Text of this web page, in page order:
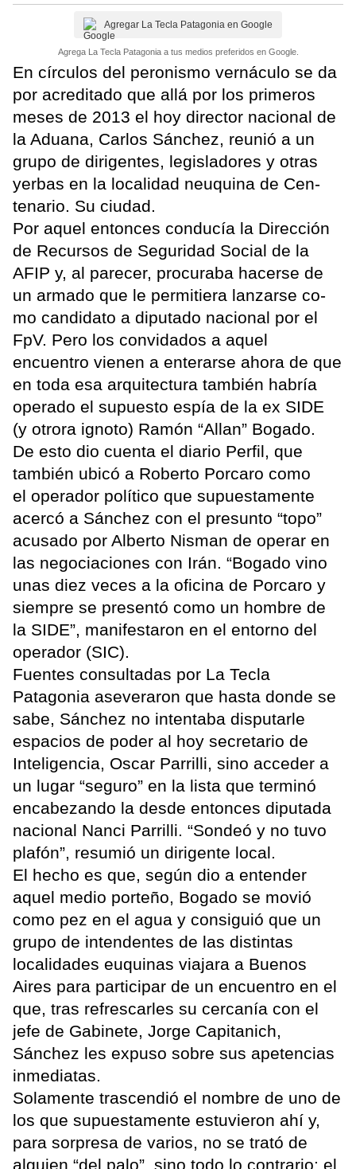
Agregar La Tecla Patagonia en Google
Agrega La Tecla Patagonia a tus medios preferidos en Google.
En círculos del peronismo vernáculo se da
por acreditado que allá por los primeros
meses de 2013 el hoy director nacional de
la Aduana, Carlos Sánchez, reunió a un
grupo de dirigentes, legisladores y otras
yerbas en la localidad neuquina de Cen-
tenario. Su ciudad.
Por aquel entonces conducía la Dirección
de Recursos de Seguridad Social de la
AFIP y, al parecer, procuraba hacerse de
un armado que le permitiera lanzarse co-
mo candidato a diputado nacional por el
FpV. Pero los convidados a aquel
encuentro vienen a enterarse ahora de que
en toda esa arquitectura también habría
operado el supuesto espía de la ex SIDE
(y otrora ignoto) Ramón “Allan” Bogado.
De esto dio cuenta el diario Perfil, que
también ubicó a Roberto Porcaro como
el operador político que supuestamente
acercó a Sánchez con el presunto “topo”
acusado por Alberto Nisman de operar en
las negociaciones con Irán. “Bogado vino
unas diez veces a la oficina de Porcaro y
siempre se presentó como un hombre de
la SIDE”, manifestaron en el entorno del
operador (SIC).
Fuentes consultadas por La Tecla
Patagonia aseveraron que hasta donde se
sabe, Sánchez no intentaba disputarle
espacios de poder al hoy secretario de
Inteligencia, Oscar Parrilli, sino acceder a
un lugar “seguro” en la lista que terminó
encabezando la desde entonces diputada
nacional Nanci Parrilli. “Sondeó y no tuvo
plafón”, resumió un dirigente local.
El hecho es que, según dio a entender
aquel medio porteño, Bogado se movió
como pez en el agua y consiguió que un
grupo de intendentes de las distintas
localidades euquinas viajara a Buenos
Aires para participar de un encuentro en el
que, tras refrescarles su cercanía con el
jefe de Gabinete, Jorge Capitanich,
Sánchez les expuso sobre sus apetencias
inmediatas.
Solamente trascendió el nombre de uno de
los que supuestamente estuvieron ahí y,
para sorpresa de varios, no se trató de
alguien “del palo”, sino todo lo contrario: el